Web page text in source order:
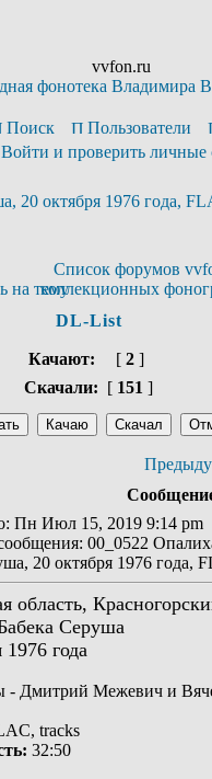
vvfon.ru
фонотека Владимира
Поиск
Пользователи
Войти и проверить личные
20 октября 1976 года,
Список форумов
коллекционных
DL-List
Качают: [ 2 ]
Скачали: [ 151 ]
Пн Июл 15, 2019 9:14 pm
00_0522
20 октября 1976 года,
область,
Серуша
1976 года
- Дмитрий Межевич и
tracks
32:50